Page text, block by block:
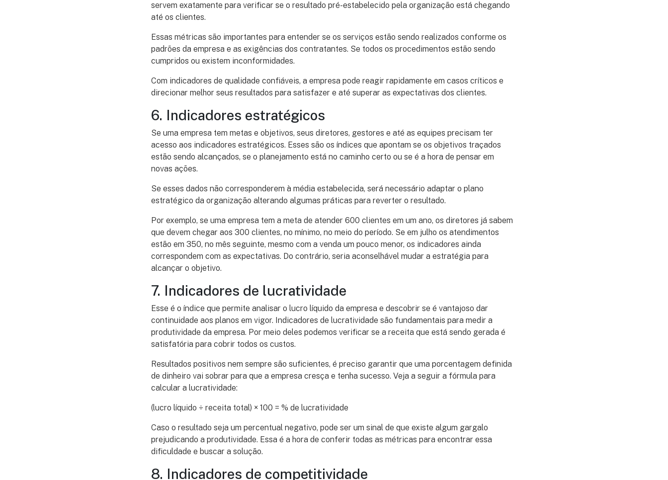
servem exatamente para verificar se o resultado pré-estabelecido pela organização está chegando
até os clientes.
Essas métricas são importantes para entender se os serviços estão sendo realizados conforme os
padrões da empresa e as exigências dos contratantes. Se todos os procedimentos estão sendo
cumpridos ou existem inconformidades.
Com indicadores de qualidade confiáveis, a empresa pode reagir rapidamente em casos críticos e
direcionar melhor seus resultados para satisfazer e até superar as expectativas dos clientes.
6. Indicadores estratégicos
Se uma empresa tem metas e objetivos, seus diretores, gestores e até as equipes precisam ter
acesso aos indicadores estratégicos. Esses são os índices que apontam se os objetivos traçados
estão sendo alcançados, se o planejamento está no caminho certo ou se é a hora de pensar em
novas ações.
Se esses dados não corresponderem à média estabelecida, será necessário adaptar o plano
estratégico da organização alterando algumas práticas para reverter o resultado.
Por exemplo, se uma empresa tem a meta de atender 600 clientes em um ano, os diretores já sabem
que devem chegar aos 300 clientes, no mínimo, no meio do período. Se em julho os atendimentos
estão em 350, no mês seguinte, mesmo com a venda um pouco menor, os indicadores ainda
correspondem com as expectativas. Do contrário, seria aconselhável mudar a estratégia para
alcançar o objetivo.
7. Indicadores de lucratividade
Esse é o índice que permite analisar o lucro líquido da empresa e descobrir se é vantajoso dar
continuidade aos planos em vigor. Indicadores de lucratividade são fundamentais para medir a
produtividade da empresa. Por meio deles podemos verificar se a receita que está sendo gerada é
satisfatória para cobrir todos os custos.
Resultados positivos nem sempre são suficientes, é preciso garantir que uma porcentagem definida
de dinheiro vai sobrar para que a empresa cresça e tenha sucesso. Veja a seguir a fórmula para
calcular a lucratividade:
(lucro líquido ÷ receita total) × 100 = % de lucratividade
Caso o resultado seja um percentual negativo, pode ser um sinal de que existe algum gargalo
prejudicando a produtividade. Essa é a hora de conferir todas as métricas para encontrar essa
dificuldade e buscar a solução.
8. Indicadores de competitividade